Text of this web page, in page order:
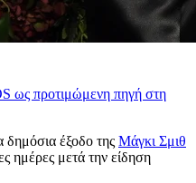
ως προτιμώμενη πηγή στη
δημόσια έξοδο της Μάγκι Σμιθ
ημέρες μετά την είδηση